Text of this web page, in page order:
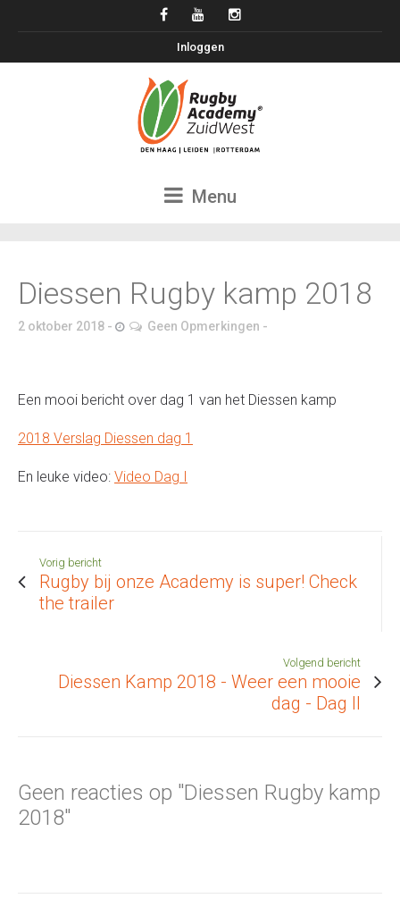
Inloggen
Menu
Diessen Rugby kamp 2018
2 oktober 2018 Geen Opmerkingen
Een mooi bericht over dag 1 van het Diessen kamp
2018 Verslag Diessen dag 1
En leuke video: Video Dag I
Vorig bericht
Rugby bij onze Academy is super! Check
the trailer
Volgend bericht
Diessen Kamp 2018 - Weer een mooie
dag - Dag II
Geen reacties op "Diessen Rugby kamp
2018"